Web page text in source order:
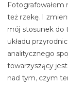
Fotografowałem
też rzekę. I
mój stosunek do
układu
analitycznego
towarzyszący
nad tym, czym